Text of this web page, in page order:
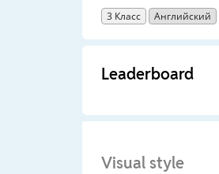
3 Класс Английский
Leaderboard
Visual style